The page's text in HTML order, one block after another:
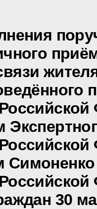
30